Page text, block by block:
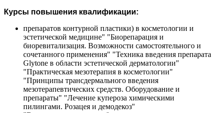
Курсы повышения квалификации:
препаратов контурной пластики) в косметологии и
эстетической медицине" "Биорепарация и
биоревитализация. Возможности самостоятельного и
сочетанного применения" "Техника введения препарата
Glytone в области эстетической дерматологии"
"Практическая мезотерапия в косметологии"
"Принципы трансдермального введения
мезотерапевтических средств. Оборудование и
препараты" "Лечение купероза химическими
пилингами. Розацея и демодекоз"